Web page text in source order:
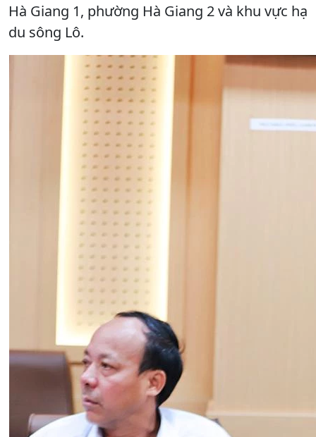
Hà Giang 1, phường Hà Giang 2 và khu vực hạ
du sông Lô.